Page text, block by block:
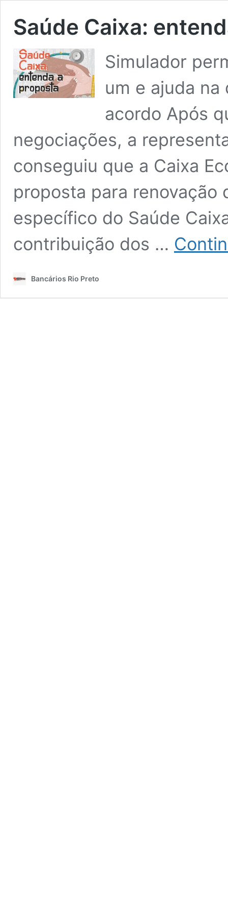
Saúde Caixa:
Simulador
um e ajuda
acordo Após
negociações, a
conseguiu que a Caixa
proposta para renovação
específico do Saúde
contribuição dos …
Bancários Rio Preto